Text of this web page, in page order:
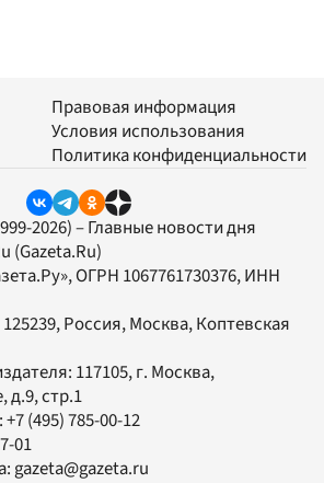
Правовая информация
Условия использования
Политика конфиденциальности
2026) – Главные новости дня
(Gazeta.Ru)
, ОГРН 1067761730376, ИНН
Россия, Москва, Коптевская
117105, г. Москва,
д.9, стр.1
+7 (495) 785-00-12
01
gazeta@gazeta.ru